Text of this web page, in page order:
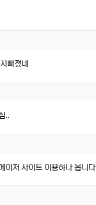
의 댓글
빠졌네
글
..
댓글
이저 사이트 이용하나 봅니다
의 댓글